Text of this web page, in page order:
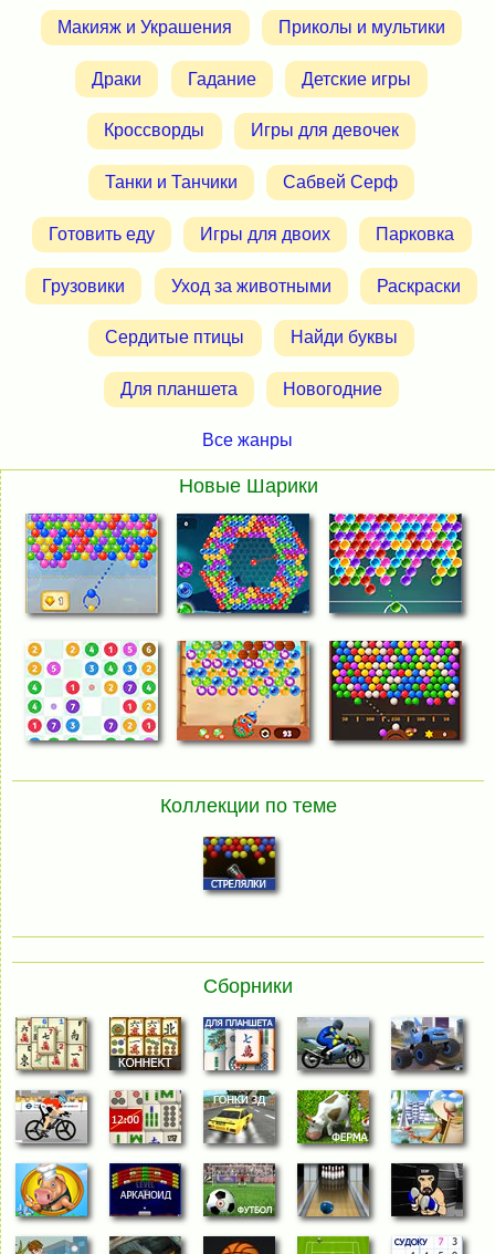
Макияж и Украшения Приколы и мультики
Драки Гадание Детские игры
Кроссворды Игры для девочек
Танки и Танчики Сабвей Серф
Готовить еду Игры для двоих Парковка
Грузовики Уход за животными Раскраски
Сердитые птицы Найди буквы
Для планшета Новогодние
Все жанры
Новые Шарики
Коллекции по теме
Сборники